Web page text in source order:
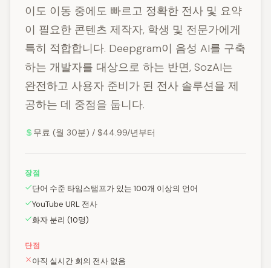
이도 이동 중에도 빠르고 정확한 전사 및 요약
이 필요한 콘텐츠 제작자, 학생 및 전문가에게
특히 적합합니다. Deepgram이 음성 AI를 구축
하는 개발자를 대상으로 하는 반면, SozAI는
완전하고 사용자 준비가 된 전사 솔루션을 제
공하는 데 중점을 둡니다.
무료 (월 30분) / $44.99/년부터
장점
단어 수준 타임스탬프가 있는 100개 이상의 언어
YouTube URL 전사
화자 분리 (10명)
단점
아직 실시간 회의 전사 없음